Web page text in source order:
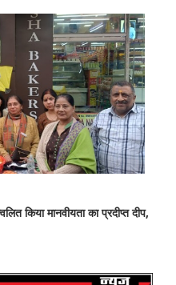
किया मानवीयता का प्रदीप्त दीप,